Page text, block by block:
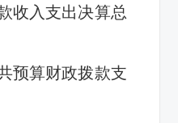
收入支出决算总
预算财政拨款支